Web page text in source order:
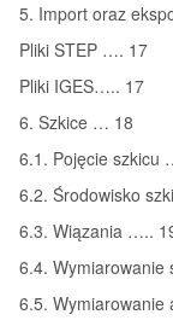
5. Import oraz
Pliki STEP …. 17
Pliki IGES….. 17
6. Szkice … 18
6.1. Pojęcie szkicu
6.2. Środowisko
6.3. Wiązania …..
6.4.
6.5. Wymiarowanie